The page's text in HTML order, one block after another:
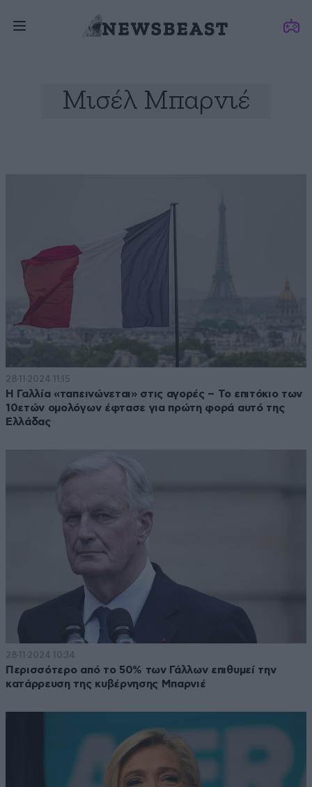
Μισέλ Μπαρνιέ
28·11·2024 11:15
Η Γαλλία «ταπεινώνεται» στις αγορές – Το επιτόκιο των
10ετών ομολόγων έφτασε για πρώτη φορά αυτό της
Ελλάδας
28·11·2024 10:34
Περισσότερο από το 50% των Γάλλων επιθυμεί την
κατάρρευση της κυβέρνησης Μπαρνιέ